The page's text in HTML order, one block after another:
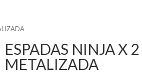
ESPADAS NINJA X 2
METALIZADA